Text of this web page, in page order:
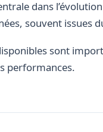
dans
souvent issues
sont
performances.